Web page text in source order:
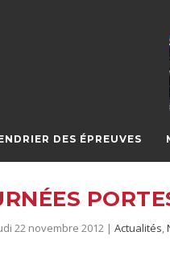
DES ÉPREUVES
22 novembre 2012| Actualités,